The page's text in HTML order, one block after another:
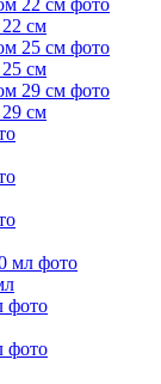
22 см
25 см
29 см